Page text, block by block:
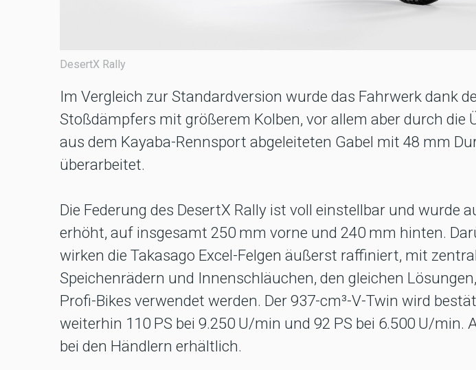
DesertX Rally
Im Vergleich zur Standardversion wurde das Fahrwerk dank
Stoßdämpfers mit größerem Kolben, vor allem aber durch die
aus dem Kayaba-Rennsport abgeleiteten Gabel mit 48 mm
überarbeitet.
Die Federung des DesertX Rally ist voll einstellbar und wurde
erhöht, auf insgesamt 250 mm vorne und 240 mm hinten.
wirken die Takasago Excel-Felgen äußerst raffiniert, mit
Speichenrädern und Innenschläuchen, den gleichen
Profi-Bikes verwendet werden. Der 937-cm³-V-Twin wird
weiterhin 110 PS bei 9.250 U/min und 92 PS bei 6.500 U/min.
bei den Händlern erhältlich.